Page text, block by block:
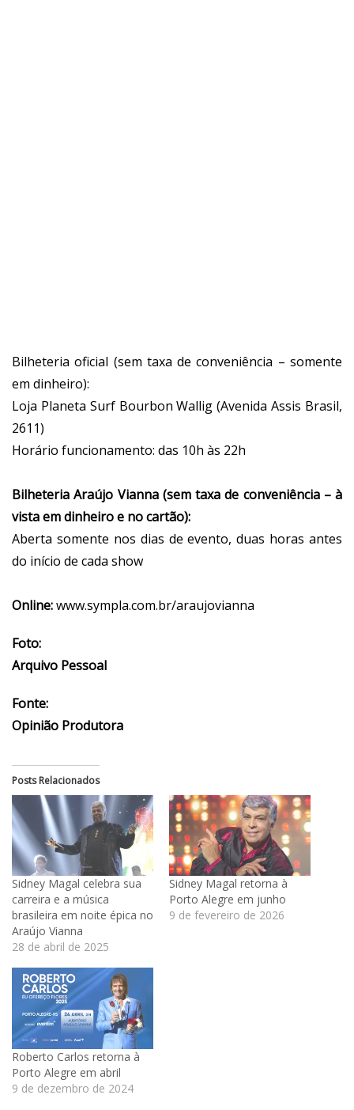
Bilheteria oficial (sem taxa de conveniência – somente
em dinheiro):
Loja Planeta Surf Bourbon Wallig (Avenida Assis Brasil,
2611)
Horário funcionamento: das 10h às 22h
Bilheteria Araújo Vianna (sem taxa de conveniência – à
vista em dinheiro e no cartão):
Aberta somente nos dias de evento, duas horas antes
do início de cada show
Online:www.sympla.com.br/araujovianna
Foto:
Arquivo Pessoal
Fonte:
Opinião Produtora
Posts Relacionados
Sidney Magal celebra sua
carreira e a música
brasileira em noite épica no
Araújo Vianna
28 de abril de 2025
Sidney Magal retorna à
Porto Alegre em junho
9 de fevereiro de 2026
Roberto Carlos retorna à
Porto Alegre em abril
9 de dezembro de 2024